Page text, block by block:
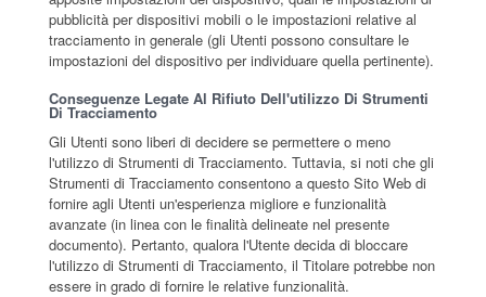
pubblicità per dispositivi mobili o le impostazioni relative al
tracciamento in generale (gli Utenti possono consultare le
impostazioni del dispositivo per individuare quella pertinente).
Conseguenze Legate Al Rifiuto Dell'utilizzo Di Strumenti
Di Tracciamento
Gli Utenti sono liberi di decidere se permettere o meno
l'utilizzo di Strumenti di Tracciamento. Tuttavia, si noti che gli
Strumenti di Tracciamento consentono a questo Sito Web di
fornire agli Utenti un'esperienza migliore e funzionalità
avanzate (in linea con le finalità delineate nel presente
documento). Pertanto, qualora l'Utente decida di bloccare
l'utilizzo di Strumenti di Tracciamento, il Titolare potrebbe non
essere in grado di fornire le relative funzionalità.